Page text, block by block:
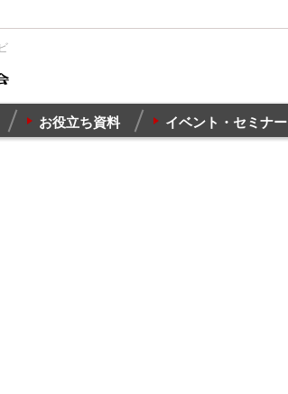
お役立ち資料 イベント・セミナー